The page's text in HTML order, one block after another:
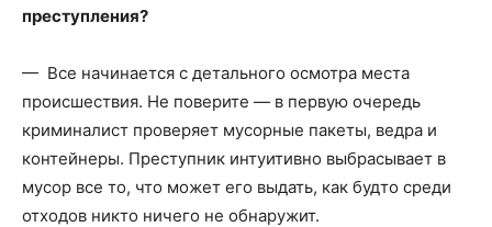
преступления?
— Все начинается с детального осмотра места
происшествия. Не поверите — в первую очередь
криминалист проверяет мусорные пакеты, ведра и
контейнеры. Преступник интуитивно выбрасывает в
мусор все то, что может его выдать, как будто среди
отходов никто ничего не обнаружит.